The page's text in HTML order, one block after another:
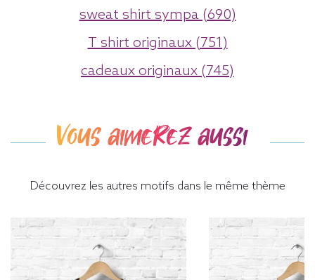
sweat shirt sympa (690)
T shirt originaux (751)
cadeaux originaux (745)
Vous aimerez aussi
Découvrez les autres motifs dans le même thème